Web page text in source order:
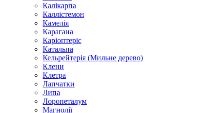
Калікарпа
Каллістемон
Камелія
Карагана
Каріоптеріс
Катальпа
Кельрейтерія (Мильне дерево)
Клени
Клетра
Лапчатки
Липа
Лоропеталум
Магнолії